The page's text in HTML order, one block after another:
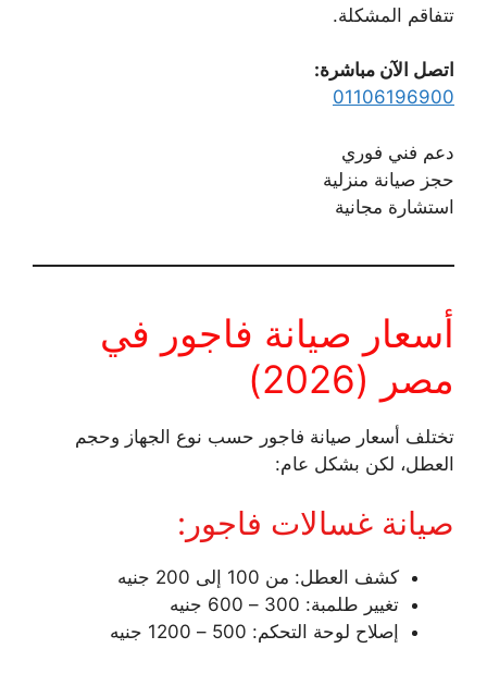
تتفاقم المشكلة.
اتصل الآن مباشرة:
01106196900
دعم فني فوري
حجز صيانة منزلية
استشارة مجانية
أسعار صيانة فاجور في
مصر (2026)
تختلف أسعار صيانة فاجور حسب نوع الجهاز وحجم
العطل، لكن بشكل عام:
صيانة غسالات فاجور:
كشف العطل: من 100 إلى 200 جنيه
تغيير طلمبة: 300 – 600 جنيه
إصلاح لوحة التحكم: 500 – 1200 جنيه